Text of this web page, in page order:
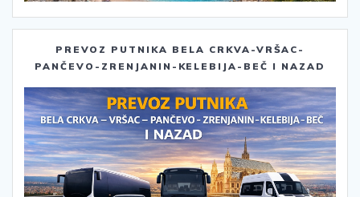
PREVOZ PUTNIKA BELA CRKVA-VRŠAC-
PANČEVO-ZRENJANIN-KELEBIJA-BEČ I NAZAD